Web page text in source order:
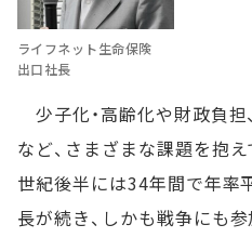
ライフネット生命保険
出口社長
少子化・高齢化や財政負
など、さまざまな課題を抱
世紀後半には34年間で年率
長が続き、しかも戦争にも